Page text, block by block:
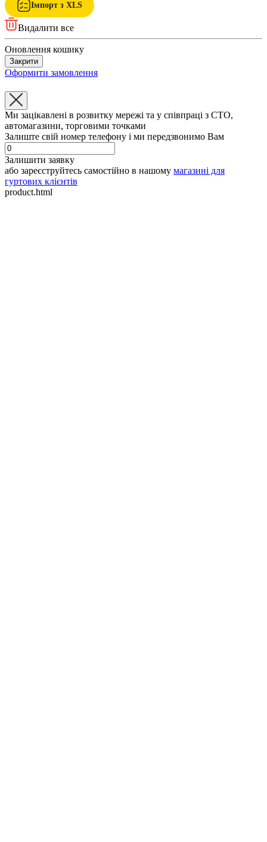
Імпорт з XLS
Видалити все
Оновлення кошику
Закрити
Оформити замовлення
Ми зацікавлені в розвитку мережі та у співпраці з СТО,
автомагазини, торговими точками
Залиште свій номер телефону і ми передзвонимо Вам
Залишити заявку
або зареєструйтесь самостійно в нашому магазині для
гуртових клієнтів
product.html